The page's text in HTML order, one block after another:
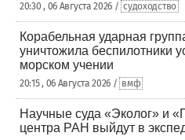
20:30 , 06 Августа 2026 / судоходство
Корабельная ударная
уничтожила беспилотники
морском учении
20:15 , 06 Августа 2026 / вмф
Научные суда «Эколог» и
центра РАН выйдут в